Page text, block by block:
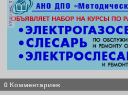
реклама
0 Комментариев